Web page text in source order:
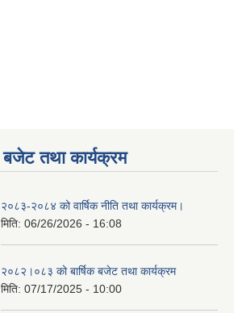
बजेट तथा कार्यक्रम
२०८३-२०८४ को वार्षिक नीति तथा कार्यक्रम।
मिति: 06/26/2026 - 16:08
२०८२।०८३ को बार्षिक बजेट तथा कार्यक्रम
मिति: 07/17/2025 - 10:00